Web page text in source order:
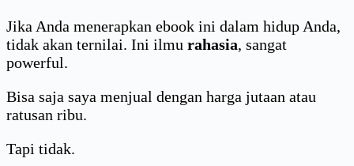
Jika Anda menerapkan ebook ini dalam hidup Anda,
tidak akan ternilai. Ini ilmu rahasia, sangat
powerful.
Bisa saja saya menjual dengan harga jutaan atau
ratusan ribu.
Tapi tidak.